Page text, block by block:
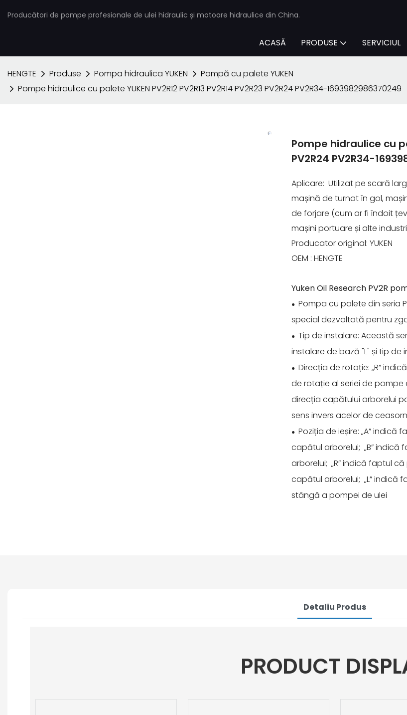
Producători de pompe profesionale de ulei hidraulic și motoare hidraulice din China.
ACASĂ PRODUSE SERVICIUL
HENGTE Produse Pompa hidraulica YUKEN
Pompă cu palete YUKEN
Pompe hidraulice cu palete YUKEN PV2R12 PV2R13 PV2R14 PV2R23 PV2R24 PV2R34-1693982986370249
Pompe hidraulice cu
PV2R24 PV2R34-
Aplicare: Utilizat pe scară
mașină de turnat în gol,
de forjare (cum ar fi îndoit
mașini portuare și alte
Producator original: YUKEN
OEM : HENGTE
Yuken Oil Research PV2R
● Pompa cu palete din seria
special dezvoltată pentru
● Tip de instalare: Această
instalare de bază "L" și tip de
● Direcția de rotație: „R”
de rotație al seriei de pompe
direcția capătului arborelui
sens invers acelor de
● Poziția de ieșire: „A”
capătul arborelui; „B” indică
arborelui; „R” indică faptul
capătul arborelui; „L” indică
stângă a pompei de ulei
Detaliu Produs
PRODUCT